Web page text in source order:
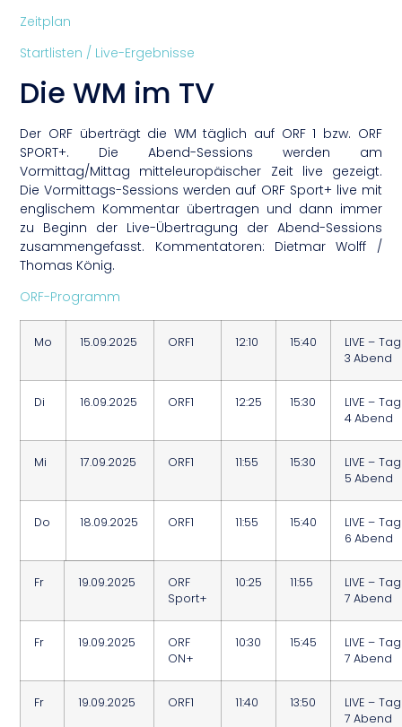
Zeitplan
Startlisten / Live-Ergebnisse
Die WM im TV
Der ORF überträgt die WM täglich auf ORF 1 bzw. ORF
SPORT+. Die Abend-Sessions werden am
Vormittag/Mittag mitteleuropäischer Zeit live gezeigt.
Die Vormittags-Sessions werden auf ORF Sport+ live mit
englischem Kommentar übertragen und dann immer
zu Beginn der Live-Übertragung der Abend-Sessions
zusammengefasst. Kommentatoren: Dietmar Wolff /
Thomas König.
ORF-Programm
Mo 15.09.2025 ORF1 12:10 15:40
LIVE – Tag
3 Abend
Di 16.09.2025 ORF1 12:25 15:30
LIVE – Tag
4 Abend
Mi 17.09.2025 ORF1 11:55 15:30
LIVE – Tag
5 Abend
Do 18.09.2025 ORF1 11:55 15:40
LIVE – Tag
6 Abend
Fr 19.09.2025
ORF
Sport+
10:25 11:55
LIVE – Tag
7 Abend
Fr 19.09.2025
ORF
ON+
10:30 15:45
LIVE – Tag
7 Abend
Fr 19.09.2025 ORF1 11:40 13:50
LIVE – Tag
7 Abend